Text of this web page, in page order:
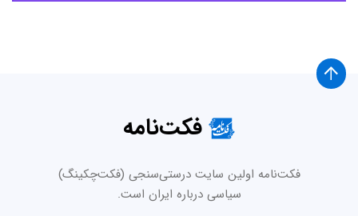
فکت‌نامه
فکت‌نامه اولین سایت درستی‌سنجی (فکت‌چکینگ)
سیاسی درباره ایران است.